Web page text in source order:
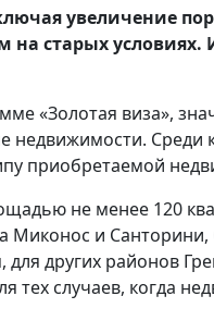
увеличение
на старых
«Золотая виза»,
недвижимости.
приобретаемой
не менее 120
Миконос и Санторини,
других районов
тех случаев, когда